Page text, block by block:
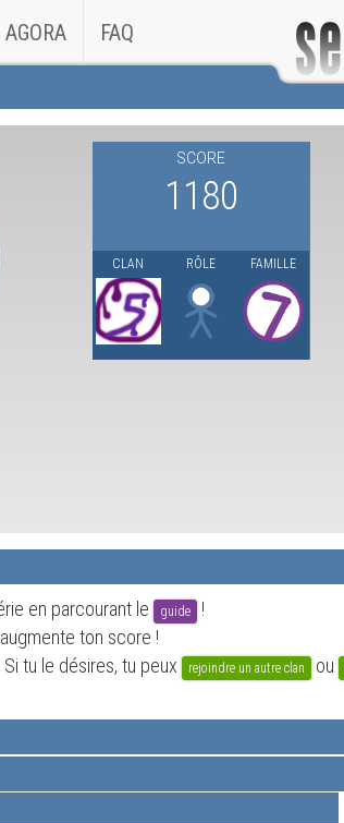
AGORA FAQ
SCORE
1180
CLAN RÔLE FAMILLE
en parcourant le
guide
!
ton score !
tu le désires, tu peux
rejoindre un autre clan ou